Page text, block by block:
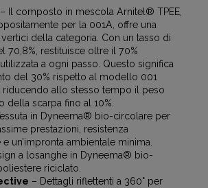
– Il composto in mescola Arnitel® TPEE,
per la 001A, offre una
della categoria. Con un tasso di
70,8%, restituisce oltre il 70%
a ogni passo. Questo significa
del 30% rispetto al modello 001
riducendo allo stesso tempo il peso
della scarpa fino al 10%.
in Dyneema® bio-circolare per
prestazioni, resistenza
e un’impronta ambientale minima.
a losanghe in Dyneema® bio-
riciclato.
– Dettagli riflettenti a 360° per